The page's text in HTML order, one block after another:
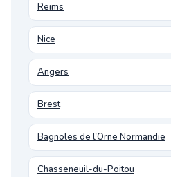
Reims
Nice
Angers
Brest
Bagnoles de l'Orne Normandie
Chasseneuil-du-Poitou